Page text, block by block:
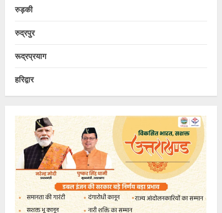
रुड़की
रुद्रपुर
रूद्रप्रयाग
हरिद्वार